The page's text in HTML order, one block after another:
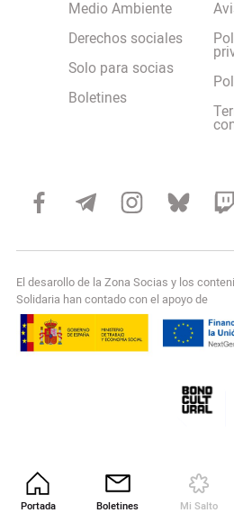
Portada Boletines Mi Salto
Medio Ambiente
Derechos sociales
Solo para socias
Boletines
El desarollo de la Zona Socias y los
Solidaria han contado con el apoyo de